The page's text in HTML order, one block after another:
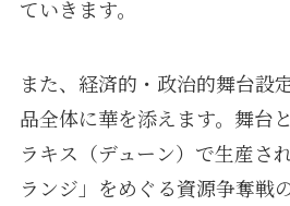
ていきます。
また、経済的・政治的舞台設
品全体に華を添えます。舞台
ラキス（デューン）で生産さ
ランジ」をめぐる資源争奪戦